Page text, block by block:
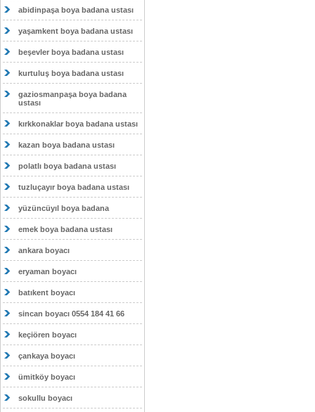
abidinpaşa boya badana ustası
yaşamkent boya badana ustası
beşevler boya badana ustası
kurtuluş boya badana ustası
gaziosmanpaşa boya badana
ustası
kırkkonaklar boya badana ustası
kazan boya badana ustası
polatlı boya badana ustası
tuzluçayır boya badana ustası
yüzüncüyıl boya badana
emek boya badana ustası
ankara boyacı
eryaman boyacı
batıkent boyacı
sincan boyacı 0554 184 41 66
keçiören boyacı
çankaya boyacı
ümitköy boyacı
sokullu boyacı